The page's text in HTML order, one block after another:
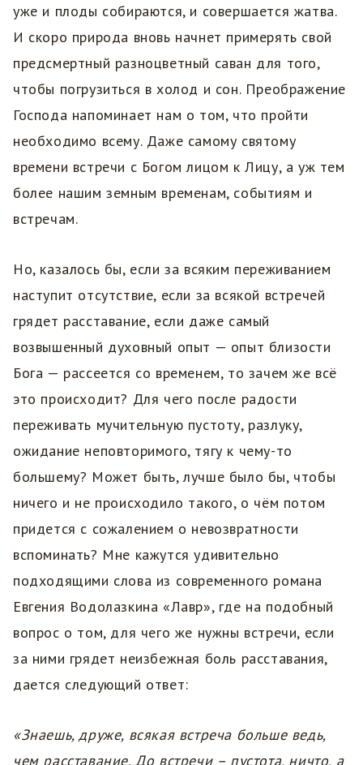
уже и плоды собираются, и совершается жатва.
И скоро природа вновь начнет примерять свой
предсмертный разноцветный саван для того,
чтобы погрузиться в холод и сон. Преображение
Господа напоминает нам о том, что пройти
необходимо всему. Даже самому святому
времени встречи с Богом лицом к Лицу, а уж тем
более нашим земным временам, событиям и
встречам.
Но, казалось бы, если за всяким переживанием
наступит отсутствие, если за всякой встречей
грядет расставание, если даже самый
возвышенный духовный опыт — опыт близости
Бога — рассеется со временем, то зачем же всё
это происходит? Для чего после радости
переживать мучительную пустоту, разлуку,
ожидание неповторимого, тягу к чему-то
большему? Может быть, лучше было бы, чтобы
ничего и не происходило такого, о чём потом
придется с сожалением о невозвратности
вспоминать? Мне кажутся удивительно
подходящими слова из современного романа
Евгения Водолазкина «Лавр», где на подобный
вопрос о том, для чего же нужны встречи, если
за ними грядет неизбежная боль расставания,
дается следующий ответ:
«Знаешь, друже, всякая встреча больше ведь,
чем расставание. До встречи – пустота, ничто, а